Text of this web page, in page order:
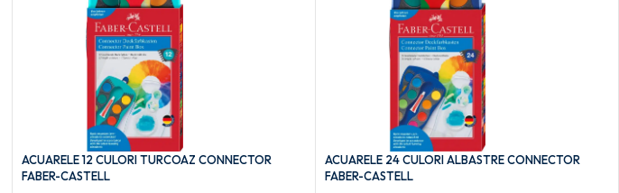
ACUARELE 12 CULORI TURCOAZ CONNECTOR
FABER-CASTELL
ACUARELE 24 CULORI ALBASTRE CONNECTOR
FABER-CASTELL